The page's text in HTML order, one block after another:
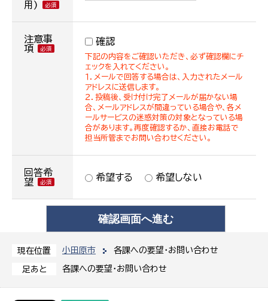
現在位置 小田原市 各課への要望・お問い合わせ
足あと 各課への要望・お問い合わせ
用)
注意事
項
確認
下記の内容をご確認いただき、必ず確認欄にチ
ェックを入れてください。
１．メールで回答する場合は、入力されたメール
アドレスに送信します。
２．投稿後、受け付け完了メールが届かない場
合、メールアドレスが間違っている場合や、各メ
ールサービスの迷惑対策の対象となっている場
合があります。再度確認するか、直接お電話で
担当所管までお問い合わせください。
回答希
望
希望する 希望しない